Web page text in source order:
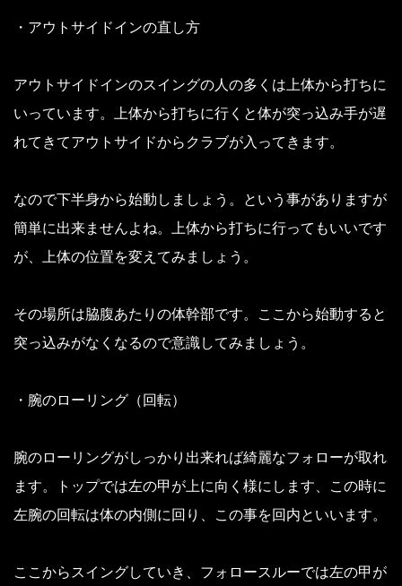
・アウトサイドインの直し方
アウトサイドインのスイングの人の多くは上体から打ちに
いっています。
上体から打ちに行くと体が突っ込み手が遅
れてきてアウトサイドからクラブが入ってきます。
なので下半身から始動しましょう。という事がありますが
簡単に出来ませんよね。
上体から打ちに行ってもいいです
が、上体の位置を変えてみましょう。
その場所は脇腹あたりの体幹部です。
ここから始動すると
突っ込みがなくなるので意識してみましょう。
・腕のローリング（回転）
腕のローリングがしっかり出来れば綺麗なフォローが取れ
ます。
トップでは左の甲が上に向く様にします、この時に
左腕の回転は体の内側に回り、この事を回内といいます。
ここからスイングしていき、フォロースルーでは左の甲が